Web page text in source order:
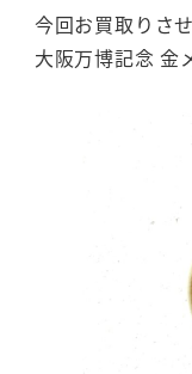
今回お買取りさ
大阪万博記念 金